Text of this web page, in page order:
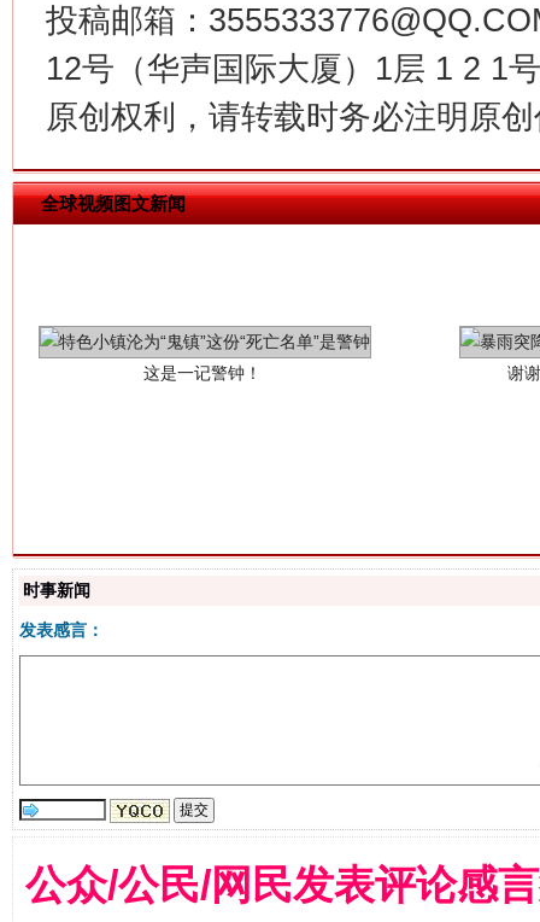
投稿邮箱：
12号（华声国际大厦）1层 1 2 1
原创权利，请转载时务必注明原
全球视频图文新闻
在谋一域中谋全局
今
习近平的博鳌关键词
魏明亮
时事新闻
发表感言：
公众/公民/网民发表评论感